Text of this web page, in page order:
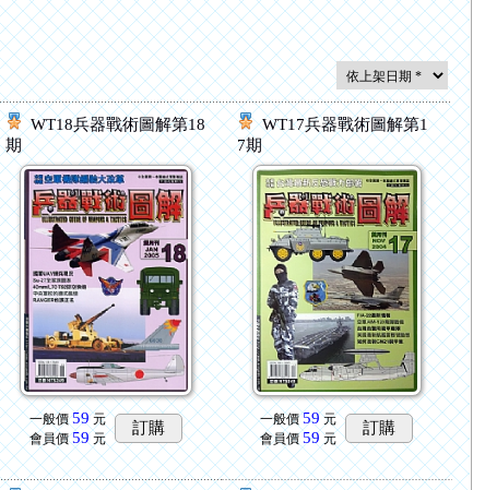
WT18兵器戰術圖解第18
期
一般價 59元
會員價 59元
訂購
WT17兵器戰術圖解第1
7期
一般價 59元
會員價 59 元
訂購